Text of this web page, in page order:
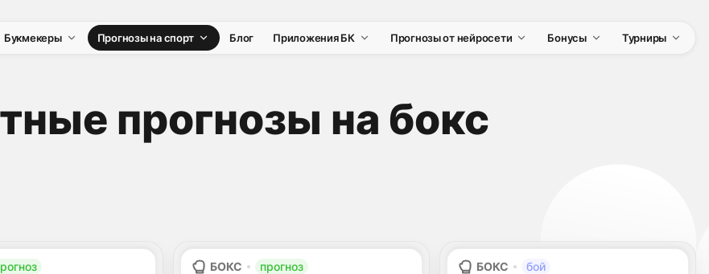
Букмекеры Прогнозы на спорт Блог Приложения БК Прогнозы от нейросети Бонусы Турниры
прогнозы на бокс
БОКС прогноз БОКС бой